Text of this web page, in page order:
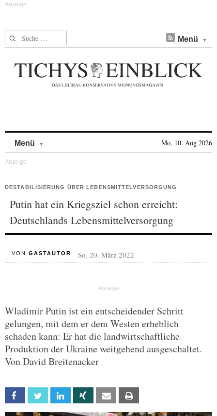
Suche nach: Menü
Menü Mo, 10. Aug 2026
DESTABILISIERUNG ÜBER LEBENSMITTELVERSORGUNG
Putin hat ein Kriegsziel schon erreicht:
Deutschlands Lebensmittelversorgung
VON GASTAUTOR So, 20. März 2022
Wladimir Putin ist ein entscheidender Schritt
gelungen, mit dem er dem Westen erheblich
schaden kann: Er hat die landwirtschaftliche
Produktion der Ukraine weitgehend ausgeschaltet.
Von David Breitenacker
Facebook Twitter Linkedin Xing Email